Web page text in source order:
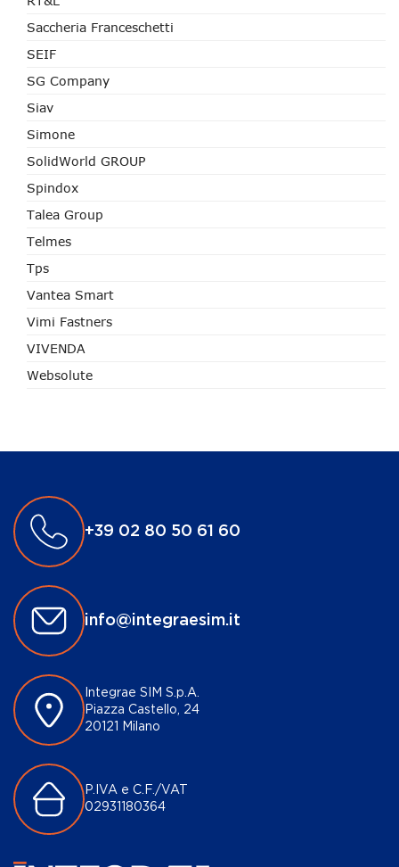
Saccheria Franceschetti
SEIF
SG Company
Siav
Simone
SolidWorld GROUP
Spindox
Talea Group
Telmes
Tps
Vantea Smart
Vimi Fastners
VIVENDA
Websolute
+39 02 80 50 61 60
info@integraesim.it
Integrae SIM S.p.A.
Piazza Castello, 24
20121 Milano
P.IVA e C.F./VAT
02931180364